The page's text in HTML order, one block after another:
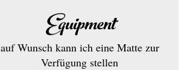
Equipment
auf Wunsch kann ich eine Matte zur
Verfügung stellen